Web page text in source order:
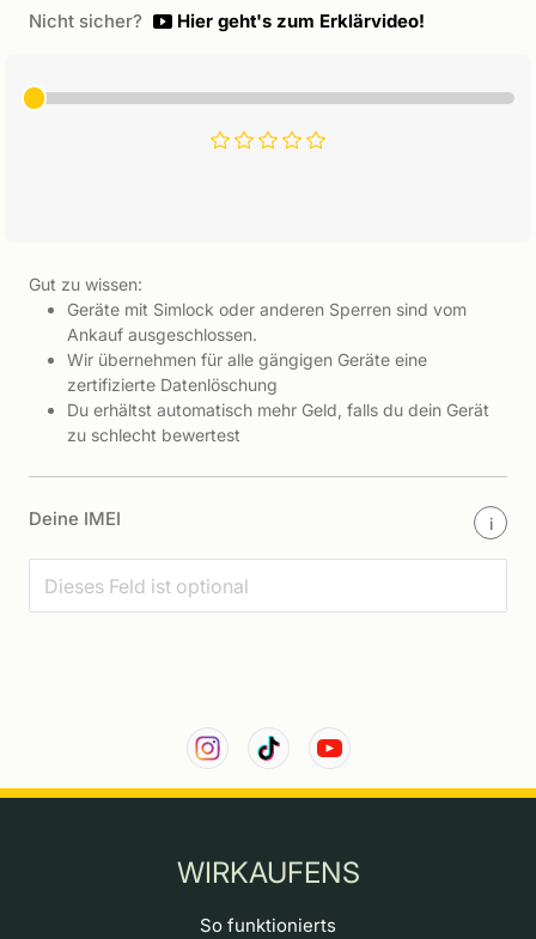
Nicht sicher? Hier geht's zum Erklärvideo!
Gut zu wissen:
Geräte mit Simlock oder anderen Sperren sind vom
Ankauf ausgeschlossen.
Wir übernehmen für alle gängigen Geräte eine
zertifizierte Datenlöschung
Du erhältst automatisch mehr Geld, falls du dein Gerät
zu schlecht bewertest
Deine IMEI i
WIRKAUFENS
So funktionierts